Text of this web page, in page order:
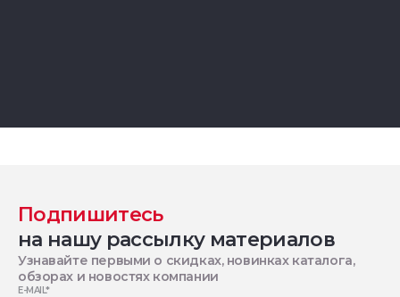
Подпишитесь
на нашу рассылку материалов
Узнавайте первыми о скидках, новинках каталога,
обзорах и новостях компании
E-MAIL*